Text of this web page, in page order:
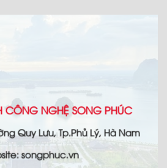
CÔNG NGHỆ SONG PHÚC
Quy Lưu, Tp.Phủ Lý, Hà Nam
songphuc.vn